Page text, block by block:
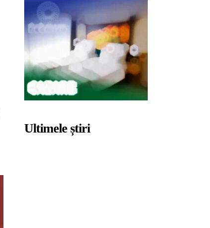
Ultimele știri